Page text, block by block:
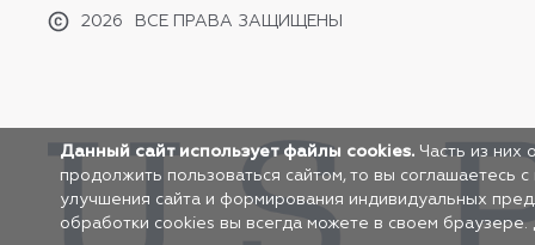
2026 ВСЕ ПРАВА ЗАЩИЩЕНЫ
Данный сайт использует файлы cookies. Часть из них
продолжить пользоваться сайтом, то вы соглашаетесь
улучшения сайта и формирования индивидуальных
обработки cookies вы всегда можете в своем